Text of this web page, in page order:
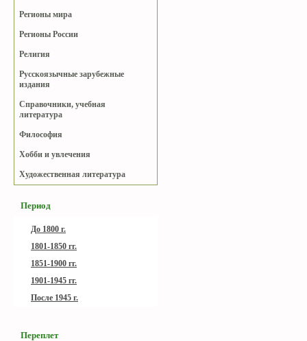
Регионы мира
Регионы России
Религия
Русскоязычные зарубежные
издания
Справочники, учебная
литература
Философия
Хобби и увлечения
Художественная литература
Период
До 1800 г.
1801-1850 гг.
1851-1900 гг.
1901-1945 гг.
После 1945 г.
Переплет